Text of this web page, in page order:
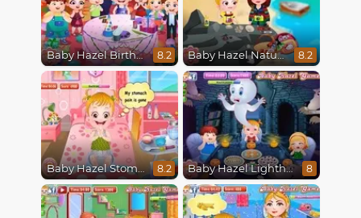
Baby Hazel Birthday Party 8.2 Baby Hazel Nature Explorer 8.2
Baby Hazel Stomach Care 8.2 Baby Hazel Lighthouse Adventure 8